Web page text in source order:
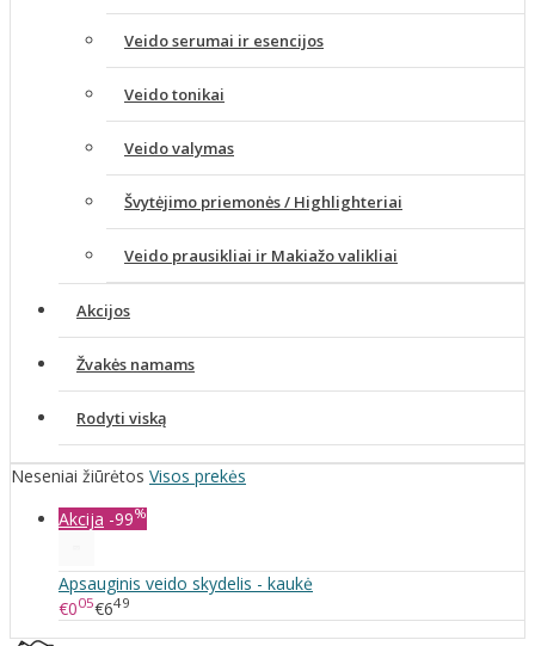
Veido serumai ir esencijos
Veido tonikai
Veido valymas
Švytėjimo priemonės / Highlighteriai
Veido prausikliai ir Makiažo valikliai
Akcijos
Žvakės namams
Rodyti viską
Neseniai žiūrėtos Visos prekės
Akcija -99%
Apsauginis veido skydelis - kaukė
€005€649